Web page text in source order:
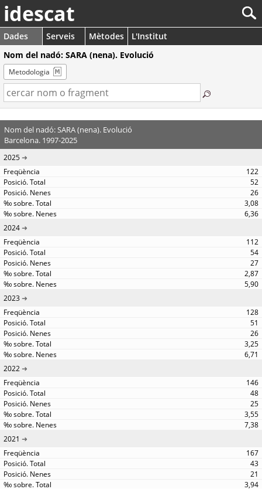
idescat
Dades Serveis Mètodes
L'Institut
Nom del nadó: SARA (nena). Evolució
Metodologia
Nom del nadó: SARA (nena). Evolució
Barcelona. 1997-2025
2025
122
52
26
3,08
6,36
2024
112
54
27
2,87
5,90
2023
128
51
26
3,25
6,71
2022
146
48
25
3,55
7,38
2021
167
43
21
3,94